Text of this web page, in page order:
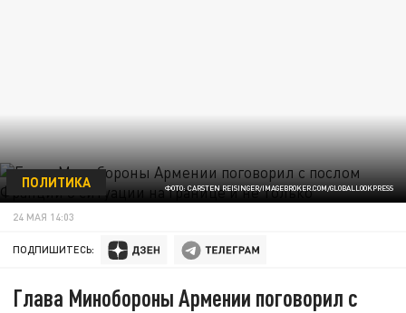
ФОТО: CARSTEN REISINGER/IMAGEBROKER.COM/GLOBALLOOKPRESS
ПОЛИТИКА
24 МАЯ 14:03
ПОДПИШИТЕСЬ:
Глава Минобороны Армении поговорил с